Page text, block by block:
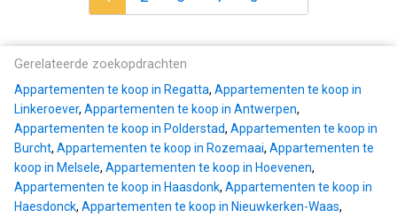
Gerelateerde zoekopdrachten
Appartementen te koop in Regatta, Appartementen te koop in
Linkeroever, Appartementen te koop in Antwerpen,
Appartementen te koop in Polderstad, Appartementen te koop in
Burcht, Appartementen te koop in Rozemaai, Appartementen te
koop in Melsele, Appartementen te koop in Hoevenen,
Appartementen te koop in Haasdonk, Appartementen te koop in
Haesdonck, Appartementen te koop in Nieuwkerken-Waas,